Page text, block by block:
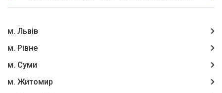
м. Львів
м. Рівне
м. Суми
м. Житомир